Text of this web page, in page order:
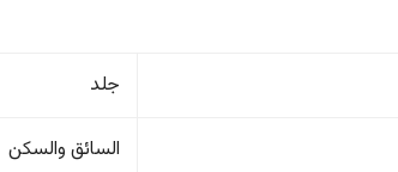
جلد
السائق والسکن